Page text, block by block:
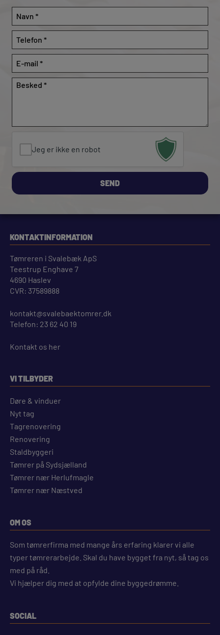
Navn
*
Telefon
*
E-
mail
Besked
Jeg er ikke en robot
KONTAKTINFORMATION
Tømreren i Svalebæk ApS
Teestrup Enghave 7
4690 Haslev
CVR: 37589888
kontakt@svalebaektomrer.dk
Telefon: 23 62 40 19
Kontakt os her
VI TILBYDER
Døre & vinduer
Nyt tag
Tagrenovering
Renovering
Staldbyggeri
Tømrer på Sydsjælland
Tømrer nær Herlufmagle
Tømrer nær Næstved
OM OS
Som tømrerfirma med mange års erfaring klarer vi alle
typer tømrerarbejde. Skal du have bygget fra nyt, så tag os
med på råd.
Vi hjælper dig med at opfylde dine byggedrømme.
SOCIAL